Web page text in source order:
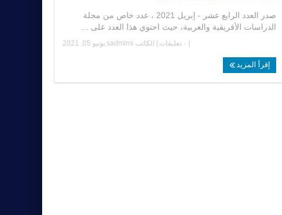
صدر العدد الرابع عشر - إبريل 2021 ، عدد خاص من مجلة
الدراسات الأفريقية والعربية، حيث احتوي هذا العدد على ...
يونيو 05, 2021 | الكاتب sadmins |
إقرأ المزيد